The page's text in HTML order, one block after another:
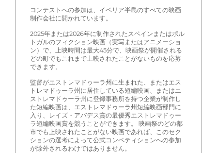
コンテストへの参加は、イベリア半島のすべての映画
制作会社に開かれています。
2025年または2026年に制作されたスペインまたはポル
トガルのフィクション映画（実写またはアニメーショ
ン）で、上映時間は最大45分で、映画祭が開催される
どの町でもこれまで上映されたことがないものを応募
できます。
監督がエストレマドゥーラ州に生まれた、またはエス
トレマドゥーラ州に居住している短編映画、またはエ
ストレマドゥーラ州に登録事務所を持つ企業が制作し
た短編映画は、エストレマドゥーラ州短編映画部門に
入り、レイズ・アバデス賞の最優秀エストレマドゥー
ラ短編映画賞を競うことができます。 映画祭のどの都
市でも上映されたことがない映画であれば、このセク
ションの選考によって公式コンペティションへの参加
が除外されるわけではありません。